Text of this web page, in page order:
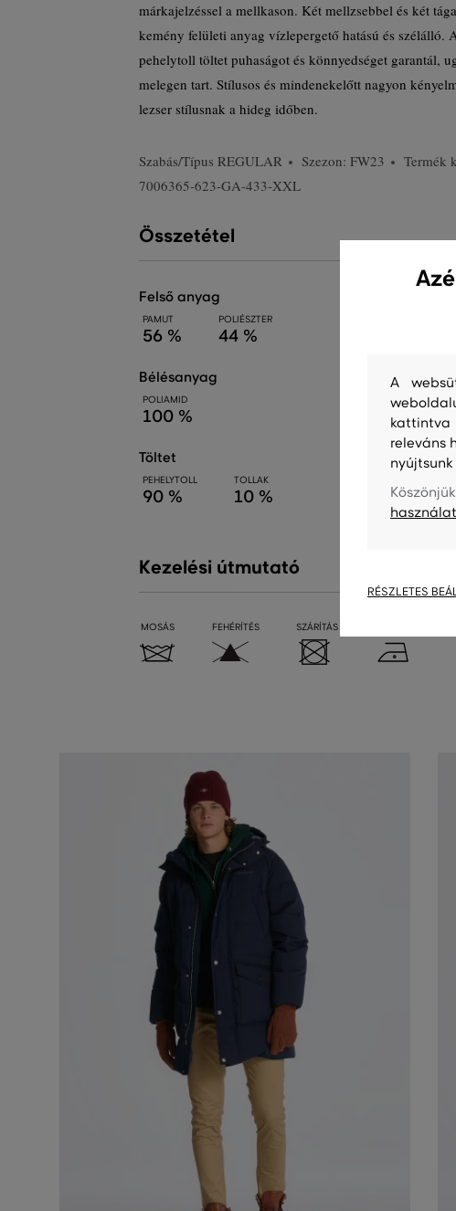
márkajelzéssel a mellkason. Két mellzsebbel és két
kemény felületi anyag vízlepergető hatású és szélálló.
pehelytoll töltet puhaságot és könnyedséget garantál,
melegen tart. Stílusos és mindenekelőtt nagyon
lezser stílusnak a hideg időben.
Szabás/Típus REGULAR Szezon: FW23
Termék
7006365-623-GA-433-XXL
Összetétel
felső anyag
PAMUT
56 %
POLIÉSZTER
44 %
bélésanyag
POLIAMID
100 %
töltet
PEHELYTOLL
90 %
TOLLAK
10 %
Kezelési útmutató
MOSÁS FEHÉRÍTÉS SZÁRÍTÁS
A
kattintva
releváns
RÉSZLETES